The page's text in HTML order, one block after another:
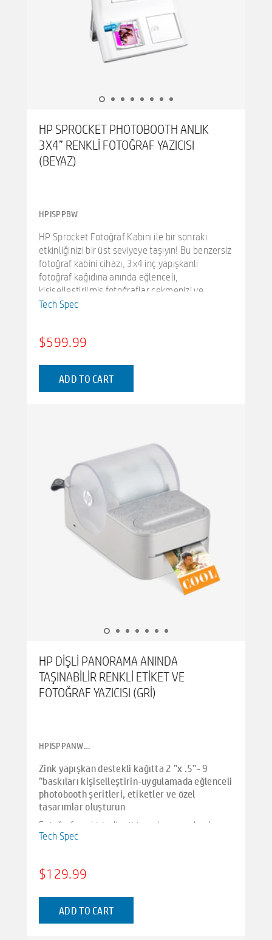
dayanıklı ve yırtılmaya karşı dayanıklıdır, böylece
onları istediğiniz yere yapıştırabilir ve uzun süre
dayanacaklarını bilirsiniz. Dijital kopyaları mı
tercih ediyorsunuz? Sorun değil. Wi-Fi'ye
bağlanın ve hızlı ve kolay fotoğraf paylaşımı ve
HP SPROCKET PHOTOBOOTH ANLIK
3X4” RENKLI FOTOĞRAF YAZICISI
(BEYAZ)
HPISPPBW
HP Sprocket Fotoğraf Kabini ile bir sonraki
etkinliğinizi bir üst seviyeye taşıyın! Bu benzersiz
fotoğraf kabini cihazı, 3x4 inç yapışkanlı
fotoğraf kağıdına anında eğlenceli,
kişiselleştirilmiş fotoğraflar çekmenizi ve
paylaşmanızı sağlar. Etkinliğiniz için mükemmel
özelleştirin ve fotoğraf kabini büyüsünü
10.1 inç ayarlanabilir LCD dokunmatik ekran,
fotoğraflarınızın düzenleri ve filtreleri
yerleşik bir LED halka ışığı ve flaşla, her ayrıntıyı
net, parlak renkte güvenle yakalayabilirsiniz.
Fotoğrafınız hazır olduğunda, paylaşmak
kolaydır. Sadece yazdır'a basın ve fotoğrafınızın
ZINK kağıdına pahalı mürekkep veya tonerlere
ihtiyaç duymadan anında yazdırılmasını izleyin.
Yapışkan arkalı baskılarınız leke tutmaz, suya
dayanıklı ve yırtılmaya karşı dayanıklıdır, böylece
onları istediğiniz yere yapıştırabilir ve uzun süre
dayanacaklarını bilirsiniz. Dijital kopyaları mı
tercih ediyorsunuz? Sorun değil. Wi-Fi'ye
bağlanın ve hızlı ve kolay fotoğraf paylaşımı ve
Tech Spec
$599.99
ADD TO CART
HP DIŞLI PANORAMA ANINDA
TAŞINABILIR RENKLI ETIKET VE
FOTOĞRAF YAZICISI (GRI)
HPISPPANW_HP
Zink yapışkan destekli kağıtta 2 ”x .5”- 9
”baskıları kişiselleştirin-uygulamada eğlenceli
photobooth şeritleri, etiketler ve özel
tasarımlar oluşturun
Fotoğrafınızı kişiselleştirin ve kreasyonları hp
sprocket panorama fotoğraf ve etiket yazıcısı ile
fotoğraf projelerinizi, etiketlerinizi, photobooth
uzunluğunda 2 ”genişliğinde yapışkan destekli
kağıda anında yazdırmanızı sağlar!
Tech Spec
$129.99
ADD TO CART